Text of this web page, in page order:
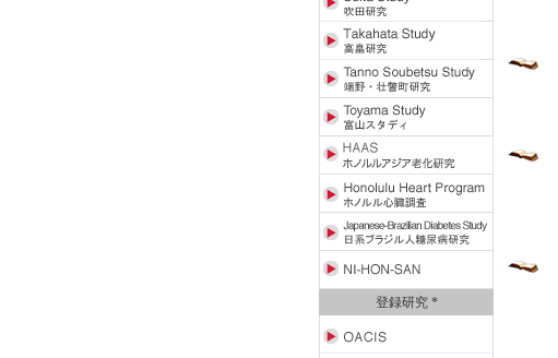
登録研究 *